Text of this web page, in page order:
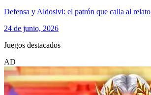
Defensa y Aldosivi: el patrón que calla al relato
24 de junio, 2026
Juegos destacados
AD